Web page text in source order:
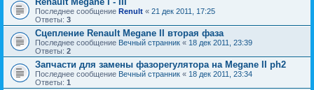
Последнее сообщение Renult « 21 дек 2011, 17:25
Ответы: 3
Сцепление Renault Megane II вторая фаза
Последнее сообщение Вечный странник « 18 дек 2011, 23:39
Ответы: 2
Запчасти для замены фазорегулятора на Megane II ph2
Последнее сообщение Вечный странник « 18 дек 2011, 23:34
Ответы: 1